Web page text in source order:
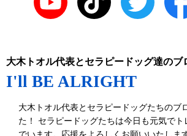
大木トオル代表とセラピードッグ達のブ
I'll BE ALRIGHT
大木トオル代表とセラピードッグたちのブ
た！ セラピードッグたちは今日も元気でト